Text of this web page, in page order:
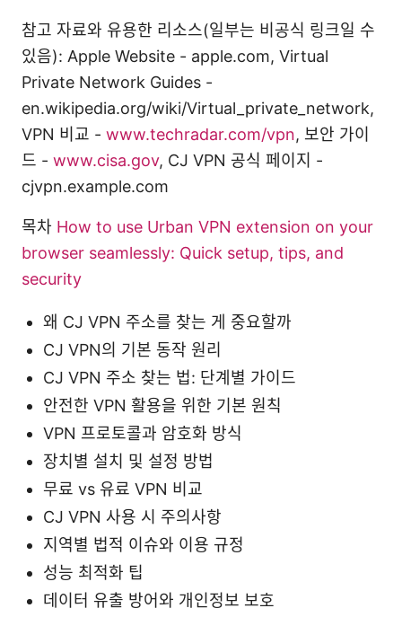
참고 자료와 유용한 리소스(일부는 비공식 링크일 수
있음): Apple Website - apple.com, Virtual
Private Network Guides -
en.wikipedia.org/wiki/Virtual_private_network,
VPN 비교 - www.techradar.com/vpn, 보안 가이
드 - www.cisa.gov, CJ VPN 공식 페이지 -
cjvpn.example.com
목차 How to use Urban VPN extension on your
browser seamlessly: Quick setup, tips, and
security
왜 CJ VPN 주소를 찾는 게 중요할까
CJ VPN의 기본 동작 원리
CJ VPN 주소 찾는 법: 단계별 가이드
안전한 VPN 활용을 위한 기본 원칙
VPN 프로토콜과 암호화 방식
장치별 설치 및 설정 방법
무료 vs 유료 VPN 비교
CJ VPN 사용 시 주의사항
지역별 법적 이슈와 이용 규정
성능 최적화 팁
데이터 유출 방어와 개인정보 보호